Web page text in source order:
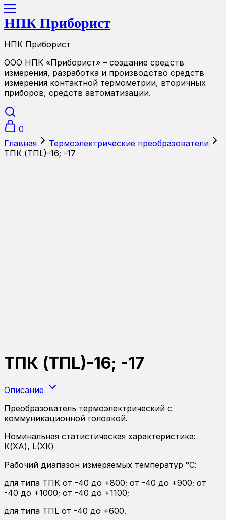
НПК Приборист
НПК Приборист
ООО НПК «Приборист» – создание средств
измерения, разработка и производство средств
измерения контактной термометрии, вторичных
приборов, средств автоматизации.
0
Главная
Термоэлектрические преобразователи
ТПК (ТПL)-16; -17
ТПК (ТПL)-16; -17
Описание
Преобразователь термоэлектрический с
коммуникационной головкой.
Номинальная статистическая характеристика:
К(ХА), L(ХК)
Рабочий диапазон измеряемых температур °С:
для типа ТПК от -40 до +800; от -40 до +900; от
-40 до +1000; от -40 до +1100;
для типа ТПL от -40 до +600.